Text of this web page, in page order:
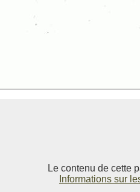
Le contenu de cette
Informations sur